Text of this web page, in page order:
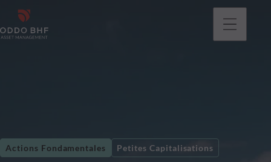
Actions Fondamentales Petites Capitalisations